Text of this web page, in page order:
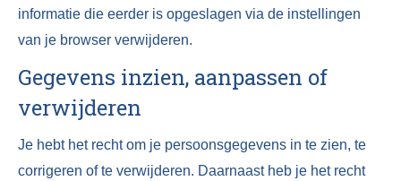
informatie die eerder is opgeslagen via de instellingen
van je browser verwijderen.
Gegevens inzien, aanpassen of
verwijderen
Je hebt het recht om je persoonsgegevens in te zien, te
corrigeren of te verwijderen. Daarnaast heb je het recht